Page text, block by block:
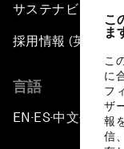
こ
ま
こ
に
フ
ザ
報
信
サステナビリティ
採用情報 (英語のみ)
言語
EN ▪ES▪中文▪ 日本語